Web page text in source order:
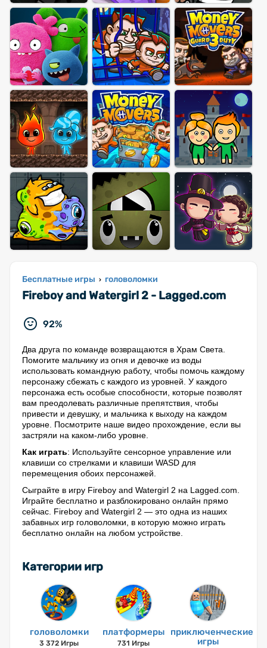
Бесплатные игры › головоломки
Fireboy and Watergirl 2 - Lagged.com
92%
Два друга по команде возвращаются в Храм Света.
Помогите мальчику из огня и девочке из воды
использовать командную работу, чтобы помочь каждому
персонажу сбежать с каждого из уровней. У каждого
персонажа есть особые способности, которые позволят
вам преодолевать различные препятствия, чтобы
привести и девушку, и мальчика к выходу на каждом
уровне. Посмотрите наше видео прохождение, если вы
застряли на каком-либо уровне.
Как играть: Используйте сенсорное управление или
клавиши со стрелками и клавиши WASD для
перемещения обоих персонажей.
Сыграйте в игру Fireboy and Watergirl 2 на Lagged.com.
Играйте бесплатно и разблокировано онлайн прямо
сейчас. Fireboy and Watergirl 2 — это одна из наших
забавных игр головоломки, в которую можно играть
бесплатно онлайн на любом устройстве.
Категории игр
головоломки
3 372 Игры
платформеры
731 Игры
приключенческие
игры